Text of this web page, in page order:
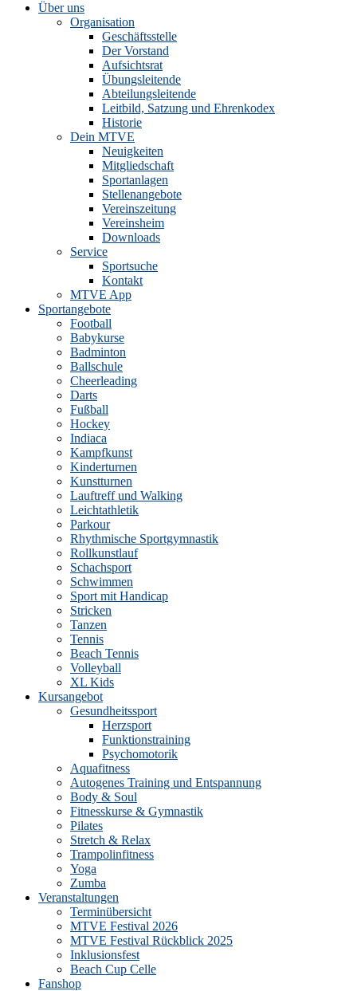
Über uns
Organisation
Geschäftsstelle
Der Vorstand
Aufsichtsrat
Übungsleitende
Abteilungsleitende
Leitbild, Satzung und Ehrenkodex
Historie
Dein MTVE
Neuigkeiten
Mitgliedschaft
Sportanlagen
Stellenangebote
Vereinszeitung
Vereinsheim
Downloads
Service
Sportsuche
Kontakt
MTVE App
Sportangebote
Football
Babykurse
Badminton
Ballschule
Cheerleading
Darts
Fußball
Hockey
Indiaca
Kampfkunst
Kinderturnen
Kunstturnen
Lauftreff und Walking
Leichtathletik
Parkour
Rhythmische Sportgymnastik
Rollkunstlauf
Schachsport
Schwimmen
Sport mit Handicap
Stricken
Tanzen
Tennis
Beach Tennis
Volleyball
XL Kids
Kursangebot
Gesundheitssport
Herzsport
Funktionstraining
Psychomotorik
Aquafitness
Autogenes Training und Entspannung
Body & Soul
Fitnesskurse & Gymnastik
Pilates
Stretch & Relax
Trampolinfitness
Yoga
Zumba
Veranstaltungen
Terminübersicht
MTVE Festival 2026
MTVE Festival Rückblick 2025
Inklusionsfest
Beach Cup Celle
Fanshop